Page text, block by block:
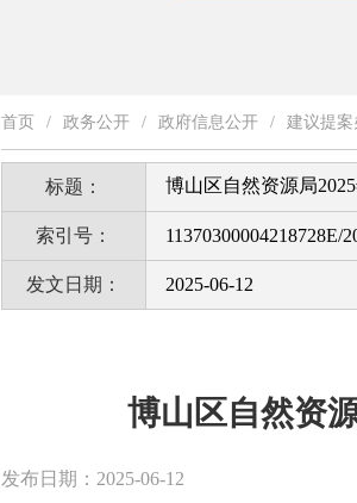
首页 / 政务公开 / 政府信息公开 / 建议提案
标题： 博山区自然资源局
索引号： 11370300004218728E/
发文日期： 2025-06-12
博山区自然资
发布日期：2025-06-12